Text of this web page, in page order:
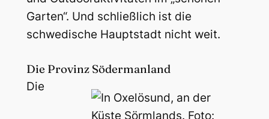
Garten“. Und schließlich ist die
schwedische Hauptstadt nicht weit.
Die Provinz Södermanland
Die